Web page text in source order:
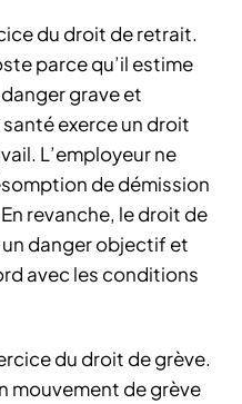
du droit de retrait.
parce qu’il estime
grave et
exerce un droit
L’employeur ne
de démission
revanche, le droit de
danger objectif et
avec les conditions
du droit de grève.
mouvement de grève